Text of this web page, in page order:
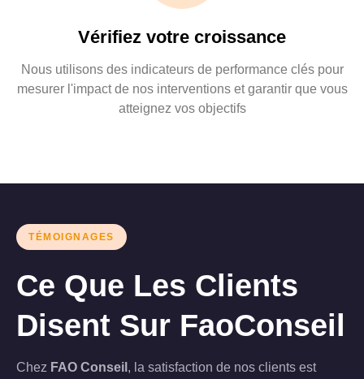
Vérifiez votre croissance
Nous utilisons des indicateurs de performance clés pour
mesurer l'impact de nos interventions et garantir que vous
atteignez vos objectifs
TÉMOIGNAGES
Ce Que Les Clients
Disent Sur FaoConseil
Chez FAO Conseil , la satisfaction de nos clients est